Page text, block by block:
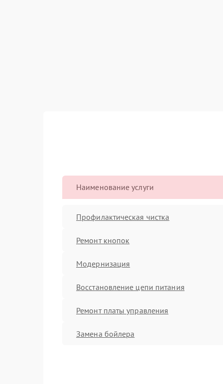
Наименование услуги
Профилактическая чистка
Ремонт кнопок
Модернизация
Восстановление цепи питания
Ремонт платы управления
Замена бойлера